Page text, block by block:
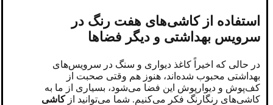
استفاده از کاشی‌های هفت رنگ در
سرویس بهداشتی و دیگر فضاها
در حالی که اخیراً کاغذ دیواری و سنگ در سرویس‌های
بهداشتی محبوب شده‌اند، هنوز هم وقتی صحبت از
کف‌پوش و دیوارپوش این فضا می‌شود، بسیاری از ما به
کاشی‌های رنگارنگ فکر می‌کنیم. شما می‌توانید ازکاشی